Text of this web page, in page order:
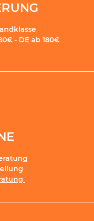
- DE ab 180€